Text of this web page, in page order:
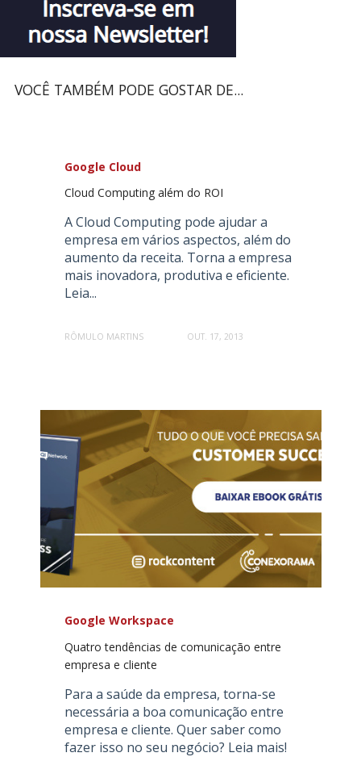
VOCÊ TAMBÉM PODE GOSTAR DE...
Google Cloud
Cloud Computing além do ROI
A Cloud Computing pode ajudar a
empresa em vários aspectos, além do
aumento da receita. Torna a empresa
mais inovadora, produtiva e eficiente.
Leia...
RÔMULO MARTINS OUT. 17, 2013
Google Workspace
Quatro tendências de comunicação entre
empresa e cliente
Para a saúde da empresa, torna-se
necessária a boa comunicação entre
empresa e cliente. Quer saber como
fazer isso no seu negócio? Leia mais!